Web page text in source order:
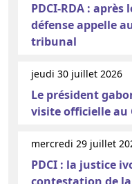
PDCI-RDA :
défense appelle
tribunal
jeudi 30 juillet 2026
Le président
visite officielle au
mercredi 29 juillet
PDCI : la justice